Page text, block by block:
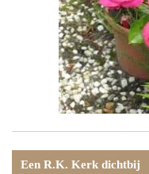
Een R.K. Kerk dichtbij